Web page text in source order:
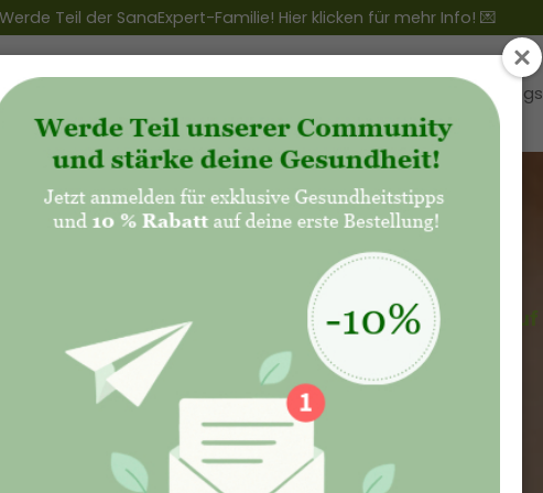
Werde Teil der SanaExpert-Familie! Hier klicken für mehr Info! 💌
Club Blogs
du Wassereinlagerungen & Cellulite effektiv auf